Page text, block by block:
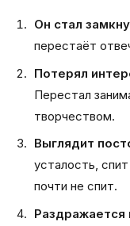
Он стал
перестаёт
Потерял
Перестал
творчеством.
Выглядит
усталость,
почти не спит.
Раздражается